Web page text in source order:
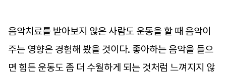
음악치료를 받아보지 않은 사람도 운동을 할 때 음악이
주는 영향은 경험해 봤을 것이다. 좋아하는 음악을 들으
면 힘든 운동도 좀 더 수월하게 되는 것처럼 느껴지지 않